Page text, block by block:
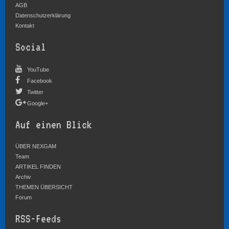
AGB
Datenschutzerklärung
Kontakt
Social
YouTube
Facebook
Twitter
Google+
Auf einen Blick
ÜBER NEXGAM
Team
ARTIKEL FINDEN
Archiv
THEMEN ÜBERSICHT
Forum
RSS-Feeds